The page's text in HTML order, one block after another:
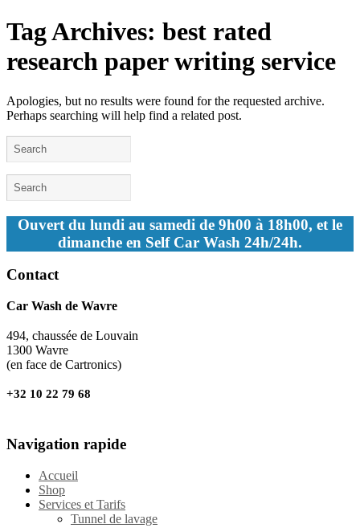
Tag Archives: best rated
research paper writing service
Apologies, but no results were found for the requested archive.
Perhaps searching will help find a related post.
Ouvert du lundi au samedi de 9h00 à 18h00, et le
dimanche en Self Car Wash 24h/24h.
Contact
Car Wash de Wavre
494, chaussée de Louvain
1300 Wavre
(en face de Cartronics)
+32 10 22 79 68
Navigation rapide
Accueil
Shop
Services et Tarifs
Tunnel de lavage